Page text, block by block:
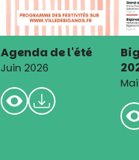
Agenda de l'été
Juin 2026